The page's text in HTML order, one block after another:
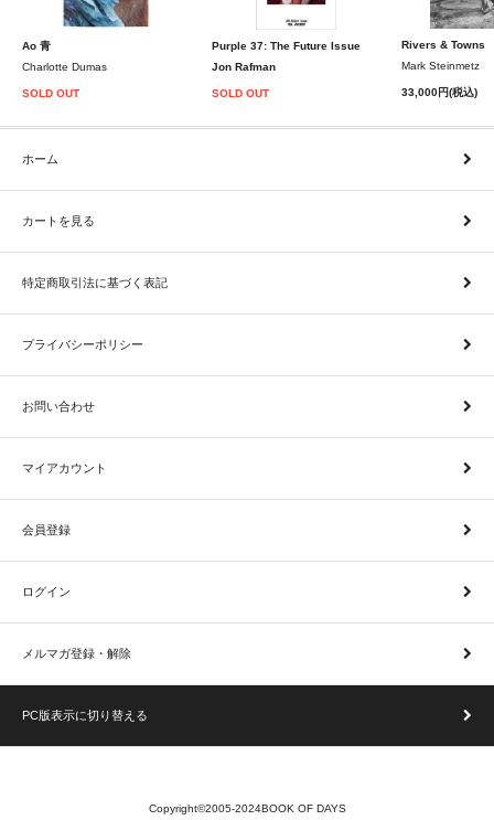
Ao 青
Charlotte Dumas
SOLD OUT
Purple 37: The Future Issue
Jon Rafman
SOLD OUT
Rivers & Towns
Mark Steinmetz
33,000円(税込)
ホーム
カートを見る
特定商取引法に基づく表記
プライバシーポリシー
お問い合わせ
マイアカウント
会員登録
ログイン
メルマガ登録・解除
PC版表示に切り替える
Copyright©2005-2024BOOK OF DAYS